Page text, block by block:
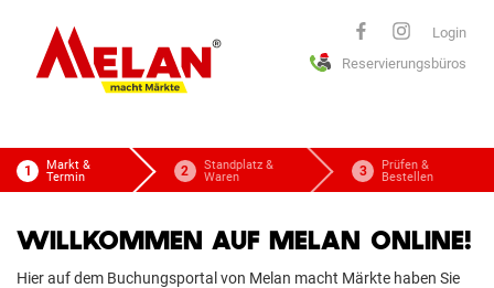
Login
Reservierungsbüros
Markt &
Termin
Standplatz &
Waren
Prüfen &
Bestellen
WILLKOMMEN AUF MELAN ONLINE!
Hier auf dem Buchungsportal von Melan macht Märkte haben Sie